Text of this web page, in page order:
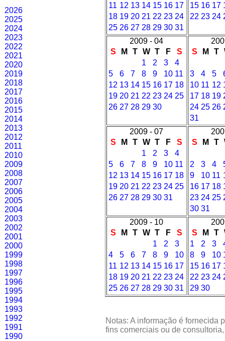
2026
2025
2024
2023
2022
2021
2020
2019
2018
2017
2016
2015
2014
2013
2012
2011
2010
2009
2008
2007
2006
2005
2004
2003
2002
2001
2000
1999
1998
1997
1996
1995
1994
1993
1992
1991
1990
11 12 13 14 15 16 17
18 19 20 21 22 23 24
25 26 27 28 29 30 31
15 16 17
22 23 24
2009 - 04
S
M T W T F
S
1
2 3
4
5
6 7 8 9 10 11
12 13 14 15 16 17 18
19 20 21 22 23 24 25
26 27 28 29 30
S
M T
3 4 5
10 11 12
17 18 19
24 25 26
31
2009 - 07
S
M T W T F
S
1
2 3
4
5
6 7 8 9 10 11
12 13 14 15 16 17 18
19 20 21 22 23 24 25
26 27 28 29 30 31
S
M T
2 3 4
9
10 11
16 17 18
23 24 25
30 31
2009 - 10
S
M T W T F
S
1
2
3
4
5 6 7 8 9
10
11 12 13 14 15 16 17
18 19 20 21 22 23 24
25 26 27 28 29 30 31
S
M T
1
2 3
8
9 10
15 16 17
22 23 24
29 30
Notas: A informação é fornecida
fins comerciais ou de